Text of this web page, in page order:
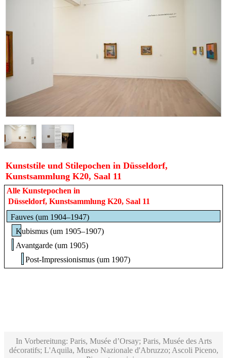
Kunststile und Stilepochen in Düsseldorf,
Kunstsammlung K20, Saal 11
Alle Kunstepochen in
Düsseldorf, Kunstsammlung K20, Saal 11
Fauves (um 1904–1947)
Kubismus (um 1905–1907)
Avantgarde (um 1905)
Post-Impressionismus (um 1907)
In Vorbereitung: Paris, Musée d’Orsay; Paris, Musée des Arts
décoratifs; L'Aquila, Museo Nazionale d'Abruzzo; Ascoli Piceno,